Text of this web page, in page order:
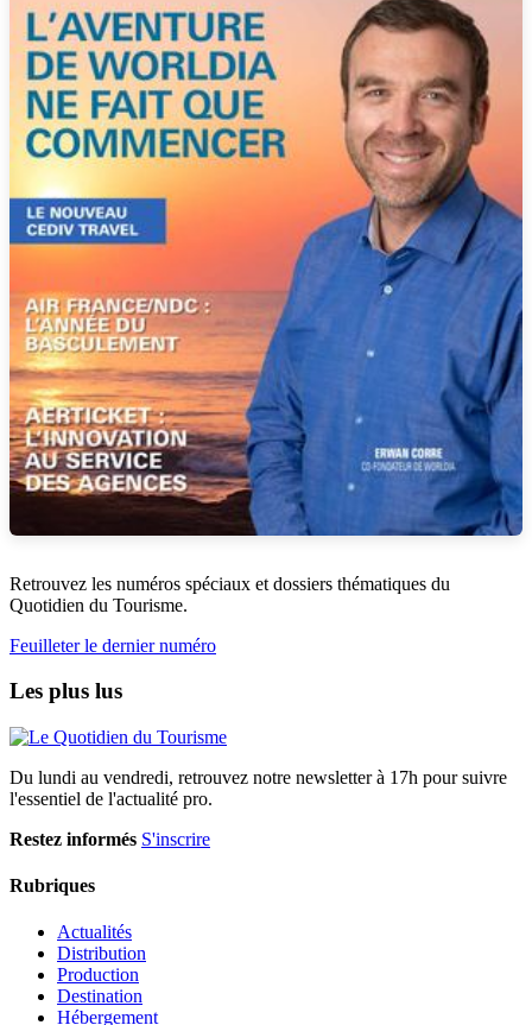
Retrouvez les numéros spéciaux et dossiers thématiques du
Quotidien du Tourisme.
Feuilleter le dernier numéro
Les plus lus
Du lundi au vendredi, retrouvez notre newsletter à 17h pour suivre
l'essentiel de l'actualité pro.
Restez informés S'inscrire
Rubriques
Actualités
Distribution
Production
Destination
Hébergement